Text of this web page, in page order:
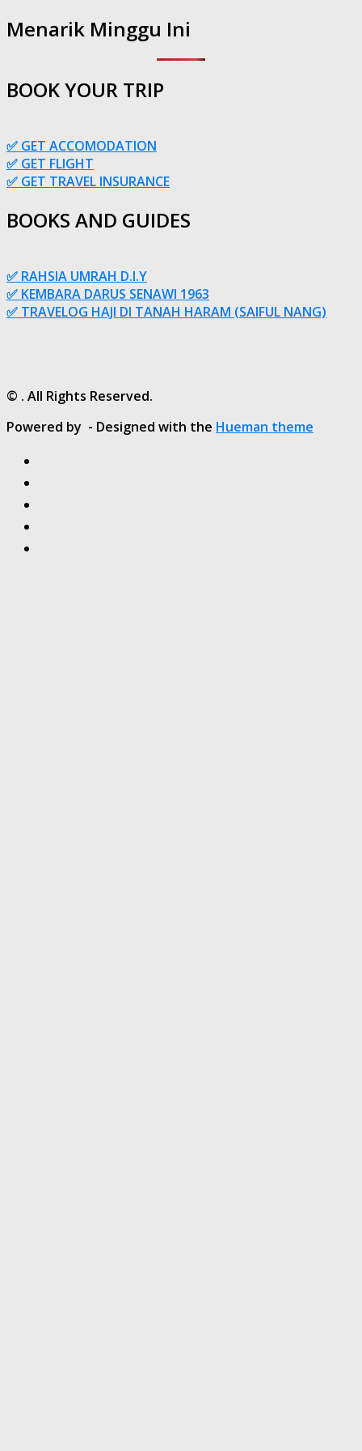
Menarik Minggu Ini
BOOK YOUR TRIP
✅ GET ACCOMODATION
✅ GET FLIGHT
✅ GET TRAVEL INSURANCE
BOOKS AND GUIDES
✅ RAHSIA UMRAH D.I.Y
✅ KEMBARA DARUS SENAWI 1963
✅ TRAVELOG HAJI DI TANAH HARAM (SAIFUL NANG)
© . All Rights Reserved.
Powered by - Designed with the Hueman theme